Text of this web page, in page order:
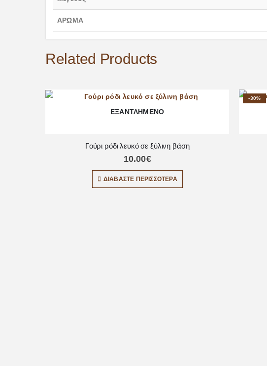
ΑΡΩΜΑ
Related Products
ΕΞΑΝΤΛΗΜΈΝΟ
Γούρι ρόδι λευκό σε ξύλινη βάση
10.00€
ΔΙΑΒΆΣΤΕ ΠΕΡΙΣΣΌΤΕΡΑ
-30%